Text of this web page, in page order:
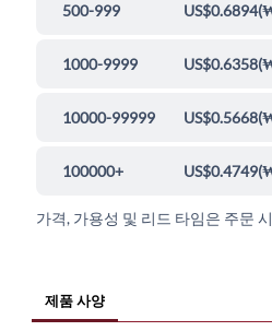
500-999 US$0.6894(
1000-9999 US$0.6358(
10000-99999 US$0.5668(
100000+ US$0.4749(
가격, 가용성 및 리드 타임은 주문
제품 사양